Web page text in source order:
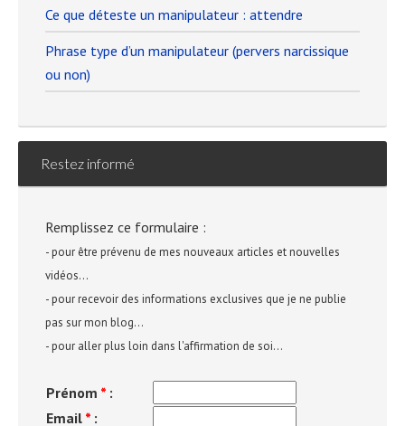
Ce que déteste un manipulateur : attendre
Phrase type d’un manipulateur (pervers narcissique
ou non)
Restez informé
Remplissez ce formulaire :
- pour être prévenu de mes nouveaux articles et nouvelles
vidéos...
- pour recevoir des informations exclusives que je ne publie
pas sur mon blog...
- pour aller plus loin dans l'affirmation de soi...
Prénom * :
Email * :